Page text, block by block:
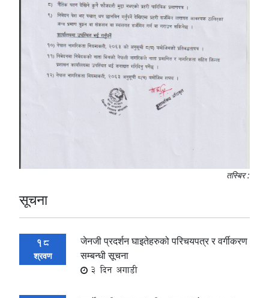
तस्बिर :
सूचना
18
श्रवण
जेनजी प्रदर्शन घाइतेहरुको परिचयपत्र र वर्गीकरण
सम्बन्धी सूचना
3 दिन अगाडी